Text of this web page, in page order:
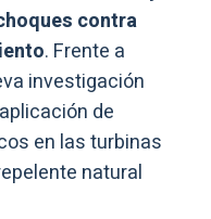
contra
. Frente a
investigación
de
en las turbinas
natural